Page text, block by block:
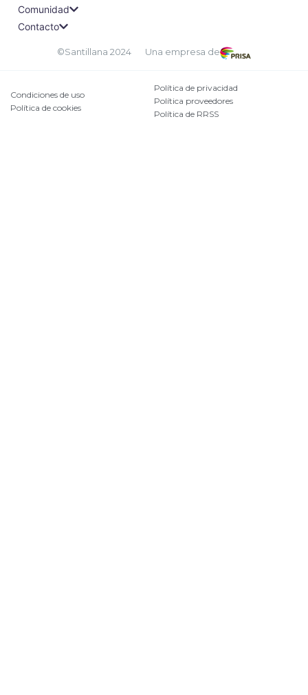
Comunidad
Contacto
©Santillana 2024 Una empresa de
Condiciones de uso
Política de cookies
Política de privacidad
Política proveedores
Política de RRSS